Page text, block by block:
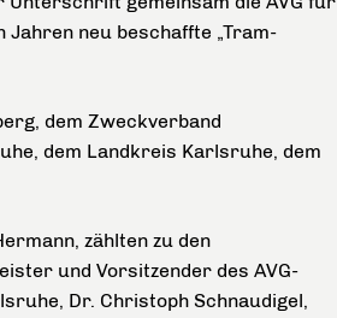
neu beschaffte „Tram-
dem Zweckverband
dem Landkreis Karlsruhe, dem
zählten zu den
und Vorsitzender des AVG-
Dr. Christoph Schnaudigel,